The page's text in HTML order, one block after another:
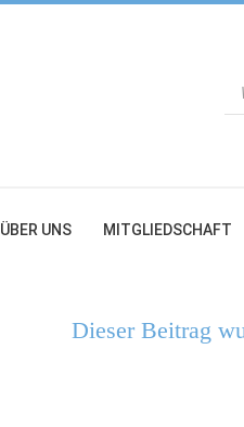
ÜBER UNS MITGLIEDSCHAFT
Dieser Beitrag